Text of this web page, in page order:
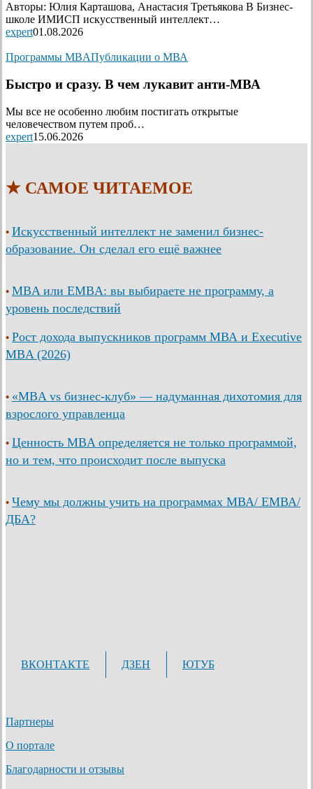
Авторы: Юлия Карташова, Анастасия Третьякова В Бизнес-
школе ИМИСП искусственный интеллект…
expert01.08.2026
Программы MBAПубликации о МВА
Быстро и сразу. В чем лукавит анти-МВА
Мы все не особенно любим постигать открытые
человечеством путем проб…
expert15.06.2026
★ САМОЕ ЧИТАЕМОЕ
• Искусственный интеллект не заменил бизнес-
образование. Он сделал его ещё важнее
• MBA или EMBA: вы выбираете не программу, а
уровень последствий
• Рост дохода выпускников программ МВА и Executive
MBA (2026)
• «MBA vs бизнес-клуб» — надуманная дихотомия для
взрослого управленца
• Ценность MBA определяется не только программой,
но и тем, что происходит после выпуска
• Чему мы должны учить на программах МВА/ ЕМВА/
ДБА?
ВКОНТАКТЕ ДЗЕН ЮТУБ
Партнеры
О портале
Благодарности и отзывы